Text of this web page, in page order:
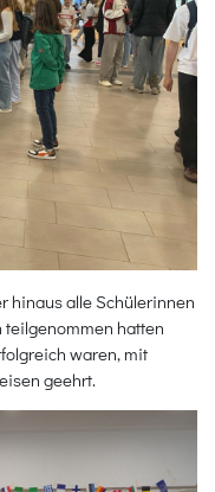
hinaus alle Schülerinnen
teilgenommen hatten
waren, mit
geehrt.